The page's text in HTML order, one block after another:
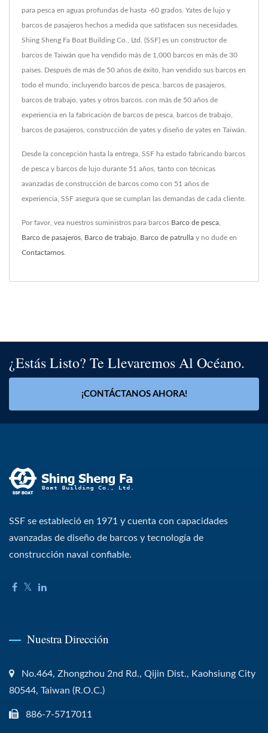
para pesca en aguas profundas de hasta -60 grados. Yates de lujo y
barcos de pasajeros hechos a medida que satisfacen sus necesidades.
Shing Sheng Fa Boat Building Co., Ltd. (SSF) es un constructor de
barcos de Taiwán que ha vendido más de 1,000 barcos en más de 30
países. Después de más de 50 años de éxito, han vendido sus barcos en
todo el mundo, incluyendo barcos de pesca, barcos de pasajeros,
barcos de trabajo, yates y otros barcos. con más de 50 años de
experiencia en la fabricación de barcos de pesca, barcos de trabajo,
barcos de pasajeros, construcción de yates y diseño de yates en Taiwán.
Desde la concepción hasta la entrega, SSF ha estado fabricando barcos
de pesca y barcos de lujo durante 51 años, tanto con técnicas
avanzadas de construcción de barcos como con 51 años de
experiencia, SSF asegura que se cumplan las demandas de cada cliente.
Por favor, vea nuestros suministros para barcos Barco de pesca
Barco de pasajeros Barco de trabajo Barco de patrulla y no dude en
Contactarnos
¿Estás Listo? Te Llevaremos Al Océano.
¡CONTÁCTANOS AHORA!
SSF se estableció en 1971 y cuenta con capacidades
avanzadas de diseño de barcos y tecnología de
construcción naval confiable.
Nuestra Dirección
No.464, Zhongzhou 2nd Rd., Qijin Dist., Kaohsiung City
80544, Taiwan (R.O.C.)
886-7-5717011